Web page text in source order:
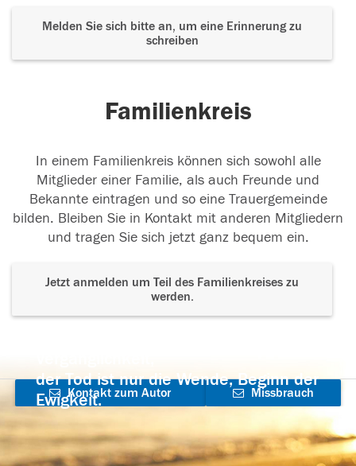
Melden Sie sich bitte an, um eine Erinnerung zu
schreiben
Familienkreis
In einem Familienkreis können sich sowohl alle
Mitglieder einer Familie, als auch Freunde und
Bekannte eintragen und so eine Trauergemeinde
bilden. Bleiben Sie in Kontakt mit anderen Mitgliedern
und tragen Sie sich jetzt ganz bequem ein.
Jetzt anmelden um Teil des Familienkreises zu
werden.
der Tod ist nur die Wende, Beginn der
Ewigkeit.
Kontakt zum Autor
aufnehmen
Missbrauch